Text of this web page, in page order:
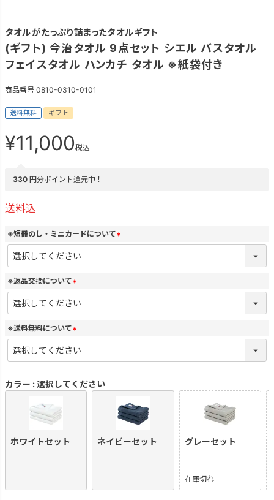
タオルがたっぷり詰まったタオルギフト
(ギフト) 今治タオル 9点セット シエル バスタオル
フェイスタオル ハンカチ タオル ※紙袋付き
商品番号 0810-0310-0101
送料無料 ギフト
¥11,000税込
330 円分ポイント還元中！
送料込
※短冊のし・ミニカードについて
(
須
※返品交換について
(
必
須
)
※送料無料について
(
必
須
カラー 選択してください
ホワイトセット ネイビーセット グレーセット
在庫切れ